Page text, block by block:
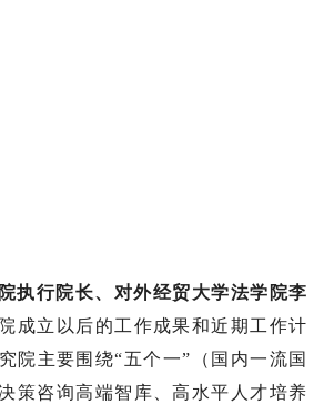
执行院长、对外经贸大学法学院李
成立以后的工作成果和近期工作计
院主要围绕“五个一”（国内一流国
策咨询高端智库、高水平人才培养